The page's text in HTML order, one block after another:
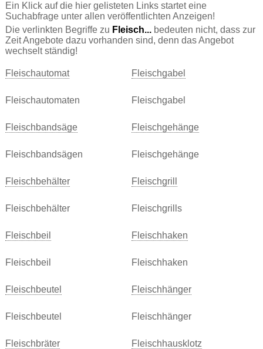
Ein Klick auf die hier gelisteten Links startet eine
Suchabfrage unter allen veröffentlichten Anzeigen!
Die verlinkten Begriffe zu Fleisch...bedeuten nicht, dass zur
Zeit Angebote dazu vorhanden sind, denn das Angebot
wechselt ständig!
Fleischautomat
Fleischautomaten
Fleischbandsäge
Fleischbandsägen
Fleischbehälter
Fleischbehälter
Fleischbeil
Fleischbeil
Fleischbeutel
Fleischbeutel
Fleischbräter
Fleischgabel
Fleischgabel
Fleischgehänge
Fleischgehänge
Fleischgrill
Fleischgrills
Fleischhaken
Fleischhaken
Fleischhänger
Fleischhänger
Fleischhausklotz